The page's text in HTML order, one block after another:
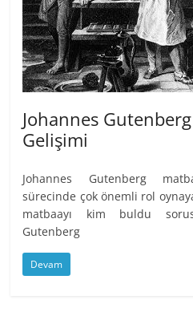
Johannes
Gelişimi
Johannes Gutenberg
sürecinde çok önemli rol
matbaayı kim buldu
Gutenberg
Devam